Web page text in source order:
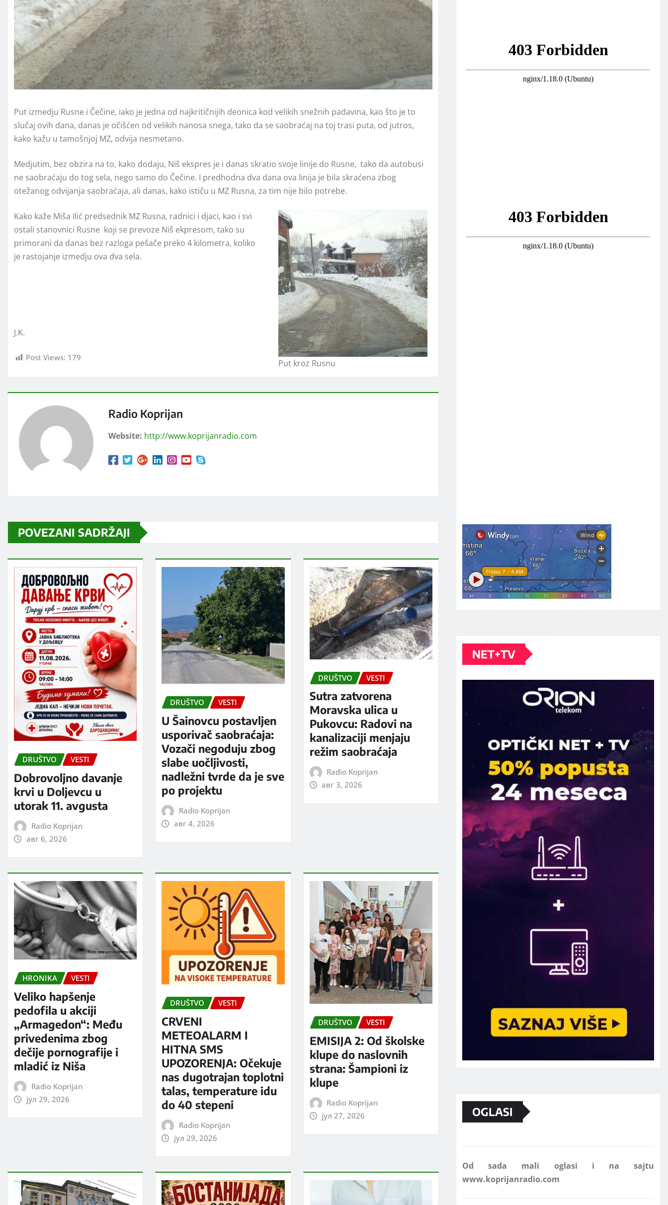
Put izmedju Rusne i Čečine, iako je jedna od najkritičnijih deonica kod velikih snežnih padavina, kao što je to
slučaj ovih dana, danas je očišćen od velikih nanosa snega, tako da se saobraćaj na toj trasi puta, od jutros,
kako kažu u tamošnjoj MZ, odvija nesmetano.
Medjutim, bez obzira na to, kako dodaju, Niš ekspres je i danas skratio svoje linije do Rusne, tako da autobusi
ne saobraćaju do tog sela, nego samo do Čečine. I predhodna dva dana ova linija je bila skraćena zbog
otežanog odvijanja saobraćaja, ali danas, kako ističu u MZ Rusna, za tim nije bilo potrebe.
Put kroz Rusnu
Kako kaže Miša Ilić predsednik MZ Rusna, radnici i djaci, kao i svi
ostali stanovnici Rusne koji se prevoze Niš ekpresom, tako su
primorani da danas bez razloga pešače preko 4 kilometra, koliko
je rastojanje izmedju ova dva sela.
J.K.
Post Views: 179
Radio Koprijan
Website: http://www.koprijanradio.com
POVEZANI SADRŽAJI
DRUŠTVO VESTI
Dobrovoljno davanje
krvi u Doljevcu u
utorak 11. avgusta
Radio Koprijan
авг 6, 2026
DRUŠTVO VESTI
U Šainovcu postavljen
usporivač saobraćaja:
Vozači negoduju zbog
slabe uočljivosti,
nadležni tvrde da je sve
po projektu
Radio Koprijan
авг 4, 2026
DRUŠTVO VESTI
Sutra zatvorena
Moravska ulica u
Pukovcu: Radovi na
kanalizaciji menjaju
režim saobraćaja
Radio Koprijan
авг 3, 2026
HRONIKA VESTI
Veliko hapšenje
pedofila u akciji
„Armagedon“: Među
privedenima zbog
dečije pornografije i
mladić iz Niša
Radio Koprijan
јул 29, 2026
DRUŠTVO VESTI
CRVENI
METEOALARM I
HITNA SMS
UPOZORENJA: Očekuje
nas dugotrajan toplotni
talas, temperature idu
do 40 stepeni
Radio Koprijan
јул 29, 2026
DRUŠTVO VESTI
EMISIJA 2: Od školske
klupe do naslovnih
strana: Šampioni iz
klupe
Radio Koprijan
јул 27, 2026
NET+TV
OGLASI
Marketing telefon 062 463 002